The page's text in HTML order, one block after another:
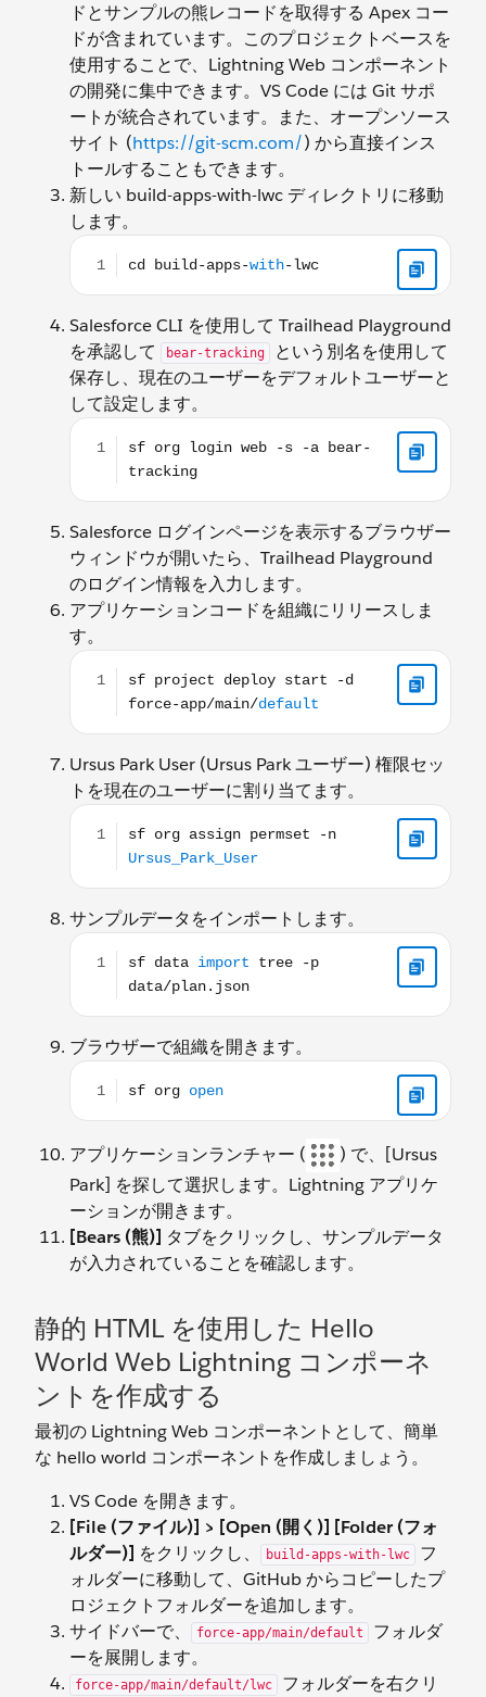
ドとサンプルの熊レコードを取得する Apex コー
ドが含まれています。このプロジェクトベースを
使用することで、Lightning Web コンポーネント
の開発に集中できます。VS Code には Git サポ
ートが統合されています。また、オープンソース
サイト (https://git-scm.com/) から直接インス
トールすることもできます。
新しい build-apps-with-lwc ディレクトリに移動
します。
cd build-apps-with-lwc
Salesforce CLI を使用して Trailhead Playground
を承認して
bear-tracking
という別名を使用して
保存し、現在のユーザーをデフォルトユーザーと
して設定します。
sf org login web -s -a bear-tracking
Salesforce ログインページを表示するブラウザー
ウィンドウが開いたら、Trailhead Playground
のログイン情報を入力します。
アプリケーションコードを組織にリリースしま
す。
sf project deploy start -d force-app/main/default
Ursus Park User (Ursus Park ユーザー) 権限セッ
トを現在のユーザーに割り当てます。
sf org assign permset -n Ursus_Park_User
サンプルデータをインポートします。
sf data import tree -p data/plan.json
ブラウザーで組織を開きます。
sf org open
アプリケーションランチャー (
) で、[Ursus
Park] を探して選択します。Lightning アプリケ
ーションが開きます。
[Bears (熊)] タブをクリックし、サンプルデータ
が入力されていることを確認します。
静的 HTML を使用した Hello
World Web Lightning コンポーネ
ントを作成する
最初の Lightning Web コンポーネントとして、簡単
な hello world コンポーネントを作成しましょう。
VS Code を開きます。
[File (ファイル)] > [Open (開く)] [Folder (フォ
ルダー)] をクリックし、 build-apps-with-lwc
フ
ォルダーに移動して、GitHub からコピーしたプ
ロジェクトフォルダーを追加します。
サイドバーで、
force-app/main/default
フォルダ
ーを展開します。
force-app/main/default/lwc
フォルダーを右クリ